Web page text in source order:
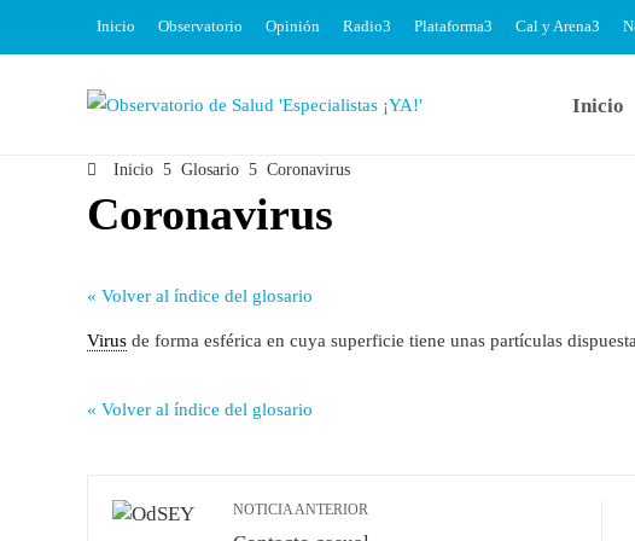
Inicio Observatorio Opinión Radio Plataforma Cal y Arena
Inicio
Inicio Glosario Coronavirus
Coronavirus
« Volver al índice del glosario
Virus de forma esférica en cuya superficie tiene unas partículas
« Volver al índice del glosario
NOTICIA ANTERIOR